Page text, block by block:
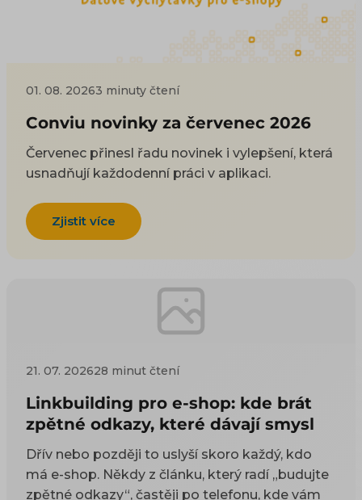
01. 08. 20263 minuty čtení
Conviu novinky za červenec 2026
Červenec přinesl řadu novinek i vylepšení, která
usnadňují každodenní práci v aplikaci.
Zjistit více
21. 07. 202628 minut čtení
Linkbuilding pro e-shop: kde brát
zpětné odkazy, které dávají smysl
Dřív nebo později to uslyší skoro každý, kdo
má e-shop. Někdy z článku, který radí „budujte
zpětné odkazy“, častěji po telefonu, kde vám